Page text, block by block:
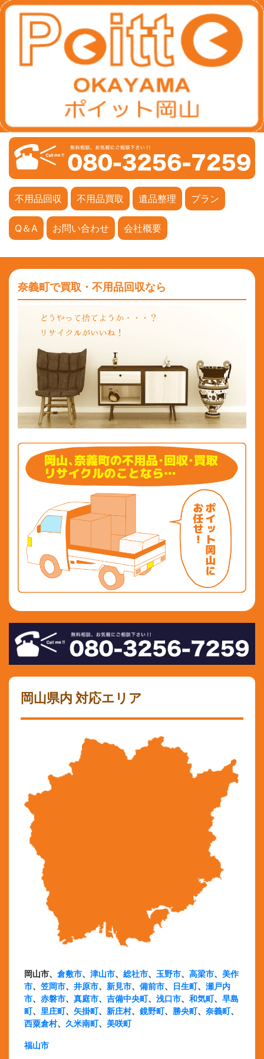
不用品回収 不用品買取 遺品整理 プラン
Q＆A お問い合わせ 会社概要
奈義町で買取・不用品回収なら
岡山県内 対応エリア
岡山市、 倉敷市、 津山市、 総社市、 玉野市、 高梁市、 美作
市、 笠岡市、 井原市、 新見市、 備前市、 日生町、 瀬戸内
市、 赤磐市、 真庭市、 吉備中央町、 浅口市、 和気町、 早島
町、 里庄町、 矢掛町、 新庄村、 鏡野町、 勝央町、 奈義町、
西粟倉村、 久米南町、 美咲町
福山市